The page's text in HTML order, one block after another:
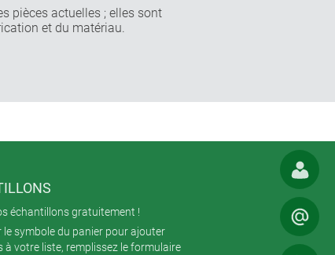
pièces actuelles ; elles sont
et du matériau.
échantillons gratuitement !
le symbole du panier pour ajouter
à votre liste, remplissez le formulaire